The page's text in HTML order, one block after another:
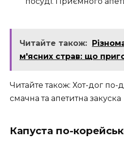
Читайте також:
м'ясних страв: що
Читайте також: Хот-дог
смачна та апетитна закуска
Капуста по-